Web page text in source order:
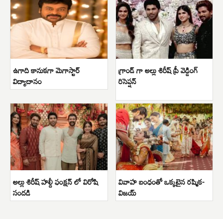
ఉగాది కానుకగా మెగాస్టార్
విద్యాదానం
గ్రాండ్ గా అల్లు శిరీష్ ప్రీ వెడ్డింగ్
రిసెప్షన్
అల్లు శిరీష్ హల్దీ ఫంక్షన్ లో విరోషి
సందడి
వివాహ బంధంతో ఒక్కటైన రష్మిక-
విజయ్